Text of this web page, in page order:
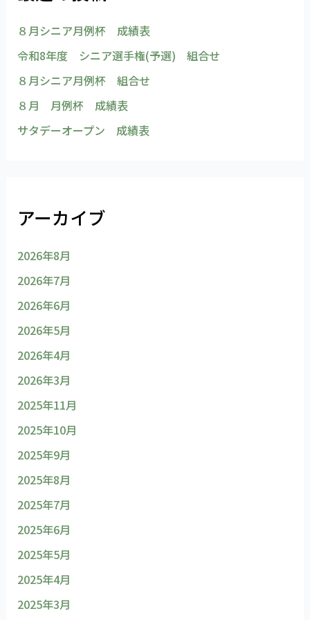
８月シニア月例杯 成績表
令和8年度 シニア選手権(予選) 組合せ
８月シニア月例杯 組合せ
８月 月例杯 成績表
サタデーオープン 成績表
アーカイブ
2026年8月
2026年7月
2026年6月
2026年5月
2026年4月
2026年3月
2025年11月
2025年10月
2025年9月
2025年8月
2025年7月
2025年6月
2025年5月
2025年4月
2025年3月